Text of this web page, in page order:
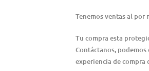
Tenemos ventas al
Tu compra esta
Contáctanos,
experiencia de